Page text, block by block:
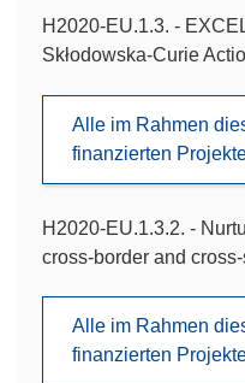
H2020-EU.1.3. -
Skłodowska-Curie
Alle im Rahmen
finanzierten
H2020-EU.1.3.2. -
cross-border and
Alle im Rahmen
finanzierten